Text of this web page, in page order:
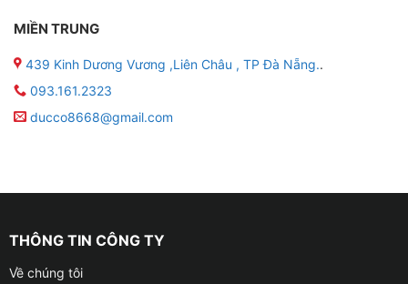
MIỀN TRUNG
439 Kinh Dương Vương ,Liên Châu , TP Đà Nẵng..
093.161.2323
ducco8668@gmail.com
THÔNG TIN CÔNG TY
Về chúng tôi